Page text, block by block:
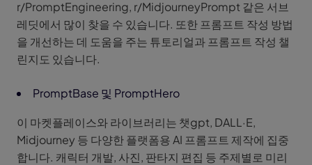
r/PromptEngineering, r/MidjourneyPrompt 같은 서브
레딧에서 많이 찾을 수 있습니다. 또한 프롬프트 작성 방법
을 개선하는 데 도움을 주는 튜토리얼과 프롬프트 작성 챌
린지도 있습니다.
PromptBase 및 PromptHero
이 마켓플레이스와 라이브러리는 챗gpt, DALL·E,
Midjourney 등 다양한 플랫폼용 AI 프롬프트 제작에 집중
합니다. 캐릭터 개발, 사진, 판타지 편집 등 주제별로 미리